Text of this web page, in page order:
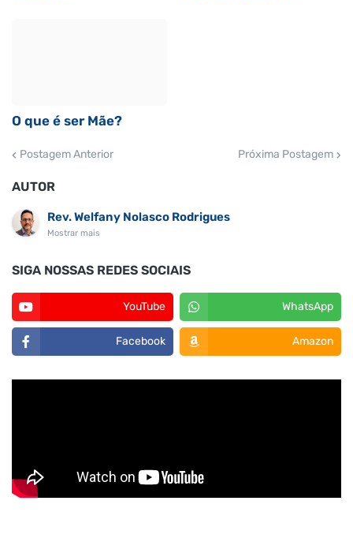
O que é ser Mãe?
Postagem Anterior Próxima Postagem
AUTOR
Rev. Welfany Nolasco Rodrigues
Mostrar mais
SIGA NOSSAS REDES SOCIAIS
YouTube WhatsApp
Facebook Amazon